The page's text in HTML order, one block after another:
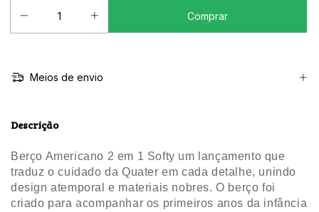
Meios de envio
Descrição
Berço Americano 2 em 1 Softy um lançamento que
traduz o cuidado da Quater em cada detalhe, unindo
design atemporal e materiais nobres. O berço foi
criado para acompanhar os primeiros anos da infância